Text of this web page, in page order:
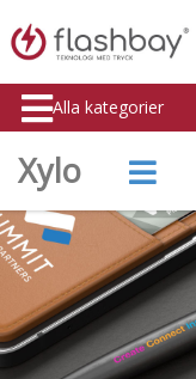
Alla kategorier
Xylo